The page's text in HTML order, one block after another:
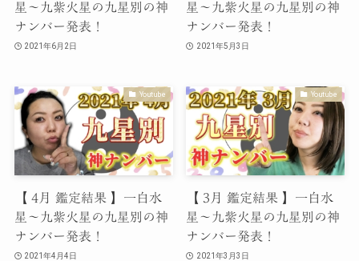
星〜九紫火星の九星別の神
ナンバー発表！
2021年6月2日
星〜九紫火星の九星別の神
ナンバー発表！
2021年5月3日
Youtube
【 4月 鑑定結果 】一白水
星〜九紫火星の九星別の神
ナンバー発表！
2021年4月4日
Youtube
【 3月 鑑定結果 】一白水
星〜九紫火星の九星別の神
ナンバー発表！
2021年3月3日